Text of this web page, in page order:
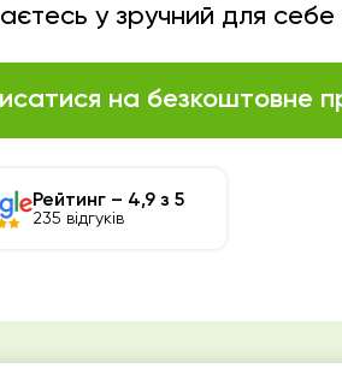
у зручний для себе
на безкоштовне
Рейтинг – 4,9 з 5
235 відгуків